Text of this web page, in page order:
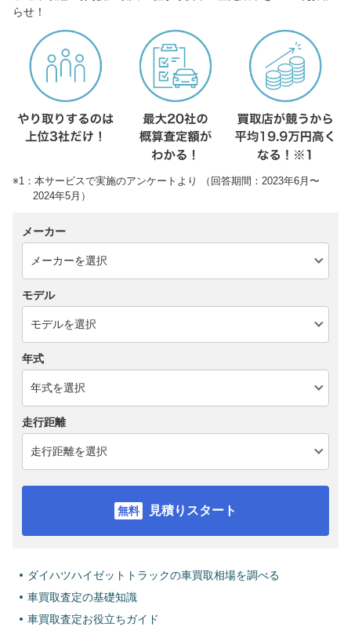
らせ！
※1：本サービスで実施のアンケートより （回答期間：2023年6月〜
2024年5月）
メーカー
モデル
年式
走行距離
見積りスタート
ダイハツハイゼットトラックの車買取相場を調べる
車買取査定の基礎知識
車買取査定お役立ちガイド